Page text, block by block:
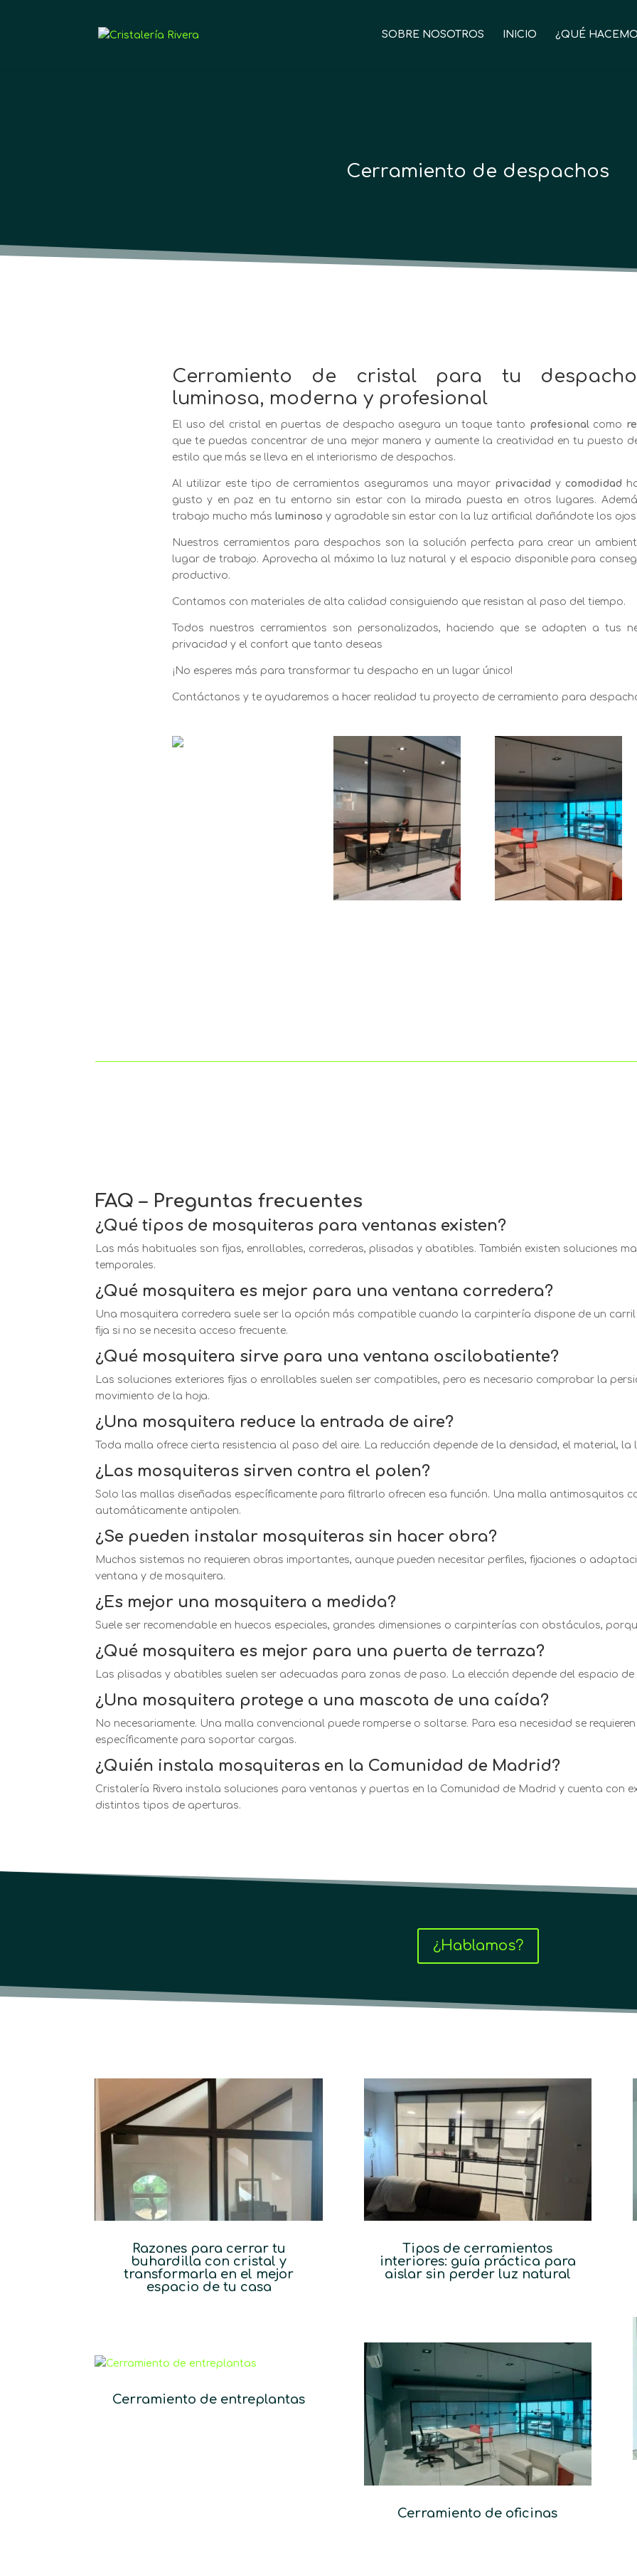
SOBRE NOSOTROS INICIO ¿QUÉ
Cerramiento de despachos
Cerramiento de cristal para tu
luminosa, moderna y profesional
El uso del cristal en puertas de despacho asegura un toque tanto profesional como
que te puedas concentrar de una mejor manera y aumente la creatividad en tu puesto
estilo que más se lleva en el interiorismo de despachos.
Al utilizar este tipo de cerramientos aseguramos una mayor privacidad ycomodidad
gusto y en paz en tu entorno sin estar con la mirada puesta en otros lugares.
trabajo mucho más luminoso y agradable sin estar con la luz artificial dañándote los
Nuestros cerramientos para despachos son la solución perfecta para crear un
lugar de trabajo. Aprovecha al máximo la luz natural y el espacio disponible para
productivo.
Contamos con materiales de alta calidad consiguiendo que resistan al paso del tiempo.
Todos nuestros cerramientos son personalizados, haciendo que se adapten a tus
privacidad y el confort que tanto deseas
¡No esperes más para transformar tu despacho en un lugar único!
Contáctanos y te ayudaremos a hacer realidad tu proyecto de cerramiento para
FAQ – Preguntas frecuentes
¿Qué tipos de mosquiteras para ventanas existen?
Las más habituales son fijas, enrollables, correderas, plisadas y abatibles. También existen soluciones
temporales.
¿Qué mosquitera es mejor para una ventana corredera?
Una mosquitera corredera suele ser la opción más compatible cuando la carpintería dispone de un
fija si no se necesita acceso frecuente.
¿Qué mosquitera sirve para una ventana oscilobatiente?
Las soluciones exteriores fijas o enrollables suelen ser compatibles, pero es necesario comprobar la
movimiento de la hoja.
¿Una mosquitera reduce la entrada de aire?
Toda malla ofrece cierta resistencia al paso del aire. La reducción depende de la densidad, el material, la
¿Las mosquiteras sirven contra el polen?
Solo las mallas diseñadas específicamente para filtrarlo ofrecen esa función. Una malla antimosquitos
automáticamente antipolen.
¿Se pueden instalar mosquiteras sin hacer obra?
Muchos sistemas no requieren obras importantes, aunque pueden necesitar perfiles, fijaciones o
ventana y de mosquitera.
¿Es mejor una mosquitera a medida?
Suele ser recomendable en huecos especiales, grandes dimensiones o carpinterías con obstáculos,
¿Qué mosquitera es mejor para una puerta de terraza?
Las plisadas y abatibles suelen ser adecuadas para zonas de paso. La elección depende del espacio
¿Una mosquitera protege a una mascota de una caída?
No necesariamente. Una malla convencional puede romperse o soltarse. Para esa necesidad se
específicamente para soportar cargas.
¿Quién instala mosquiteras en la Comunidad de Madrid?
Cristalería Rivera instala soluciones para ventanas y puertas en la Comunidad de Madrid y cuenta con
distintos tipos de aperturas.
¿Hablamos?
Razones para cerrar tu
buhardilla con cristal y
transformarla en el mejor
espacio de tu casa
Cerramiento de entreplantas
Tipos de cerramientos
interiores: guía práctica para
aislar sin perder luz natural
Cerramiento de oficinas